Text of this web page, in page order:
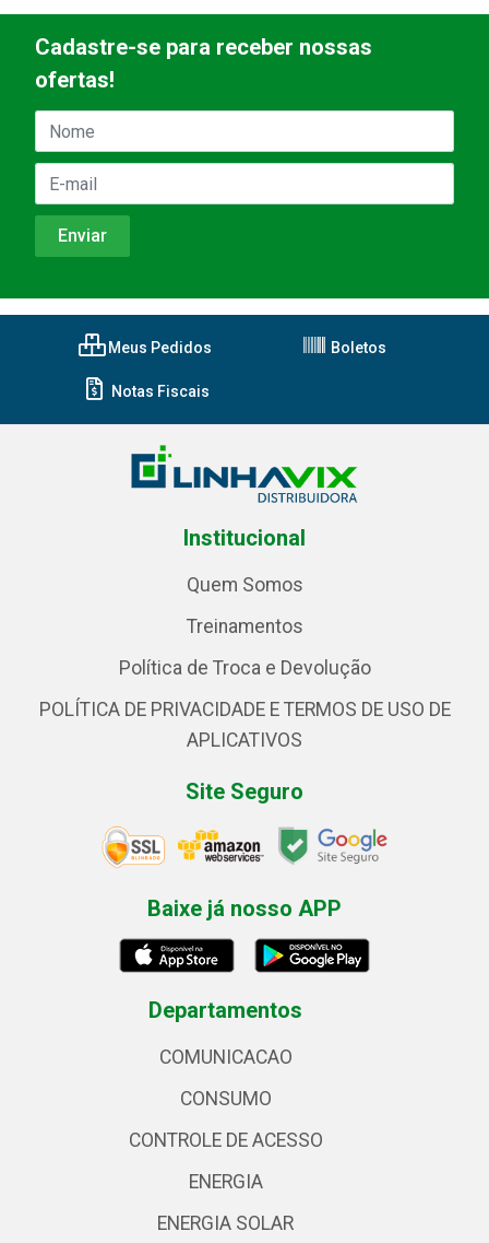
Cadastre-se para receber nossas
ofertas!
Meus Pedidos Boletos
Notas Fiscais
Institucional
Quem Somos
Treinamentos
Política de Troca e Devolução
POLÍTICA DE PRIVACIDADE E TERMOS DE USO DE
APLICATIVOS
Site Seguro
Baixe já nosso APP
Departamentos
COMUNICACAO
CONSUMO
CONTROLE DE ACESSO
ENERGIA
ENERGIA SOLAR